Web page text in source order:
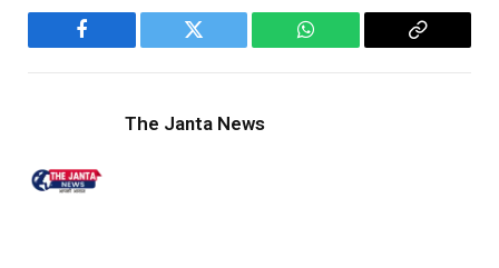
Facebook Twitter WhatsApp
Copy
The Janta News